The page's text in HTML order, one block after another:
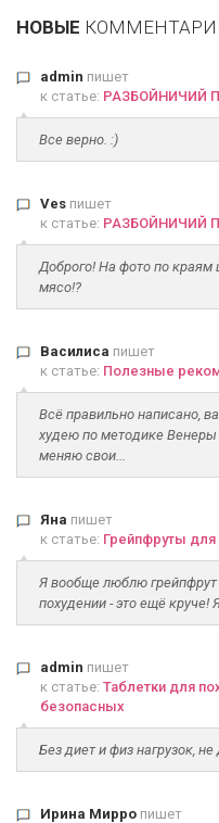
НОВЫЕ
admin пишет
к статье: РАЗБОЙНИЧИЙ
Все верно. :)
Ves пишет
к статье: РАЗБОЙНИЧИЙ
Доброго! На фото по краям
мясо!?
Василиса пишет
к статье: Полезные
Всё правильно написано,
худею по методике
меняю свои...
Яна пишет
к статье: Грейпфруты для
Я вообще люблю грейпфрут
похудении - это ещё круче!
admin пишет
к статье: Таблетки для
безопасных
Без диет и физ нагрузок,
Ирина Мирро пишет